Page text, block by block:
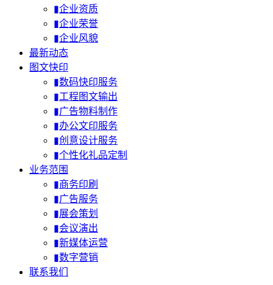
▮企业资质
▮企业荣誉
▮企业风貌
最新动态
图文快印
▮数码快印服务
▮工程图文输出
▮广告物料制作
▮办公文印服务
▮创意设计服务
▮个性化礼品定制
业务范围
▮商务印刷
▮广告服务
▮展会策划
▮会议演出
▮新媒体运营
▮数字营销
联系我们